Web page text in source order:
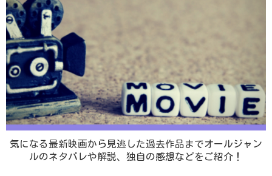
気になる最新映画から見逃した過去作品までオールジャン
ルのネタバレや解説、独自の感想などをご紹介！